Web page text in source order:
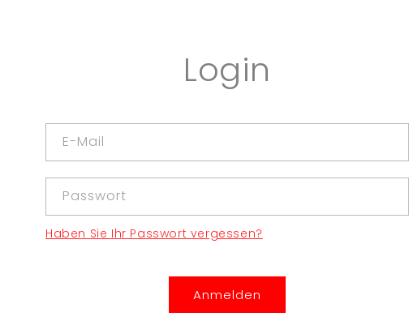
Login
E-Mail
Passwort
Haben Sie Ihr Passwort vergessen?
Anmelden